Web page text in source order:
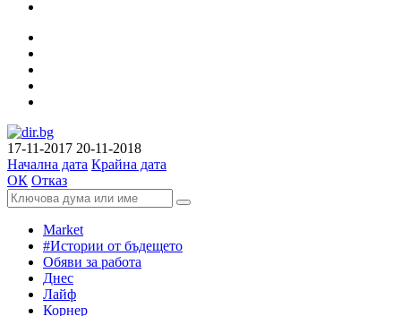
17-11-2017 20-11-2018
Начална дата Крайна дата
ОК Отказ
Market
#Истории от бъдещето
Обяви за работа
Днес
Лайф
Корнер